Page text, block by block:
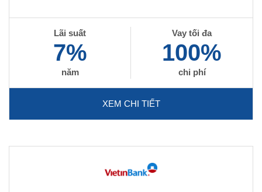
Lãi suất
7%
năm
Vay tối đa
100%
chi phí
XEM CHI TIẾT